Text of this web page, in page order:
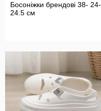
Босоніжки брендові 38- 24-
24.5 см